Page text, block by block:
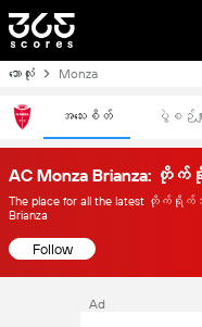
ဘောလုံး Monza
အသေးစိတ် ပွဲစဉ်မျ
AC Monza Brianza: တိုက်
The place for all the latest တိုက်ရိုက်သွင်
Brianza
Follow
Ad